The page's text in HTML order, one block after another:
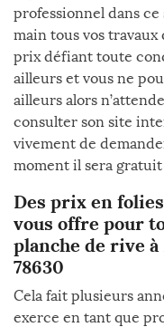
professionnel dans
main tous vos travaux
prix défiant toute
ailleurs et vous ne
ailleurs alors
consulter son site
vivement de
moment il sera gratuit
Des prix en
vous offre pour
planche de rive
78630
Cela fait plusieurs
exerce en tant que